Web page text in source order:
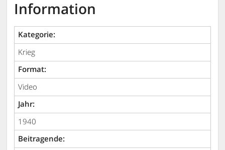
Information
Kategorie:
Krieg
Format:
Video
Jahr:
1940
Beitragende: